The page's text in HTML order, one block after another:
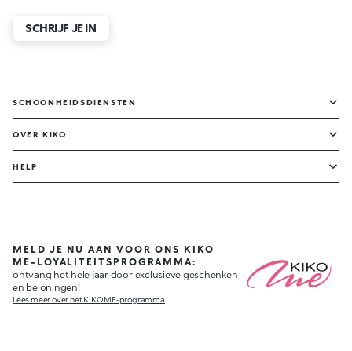
SCHRIJF JE IN
SCHOONHEIDSDIENSTEN
OVER KIKO
HELP
MELD JE NU AAN VOOR ONS KIKO
ME-LOYALITEITSPROGRAMMA:
ontvang het hele jaar door exclusieve geschenken
en beloningen!
Lees meer over het KIKO ME-programma